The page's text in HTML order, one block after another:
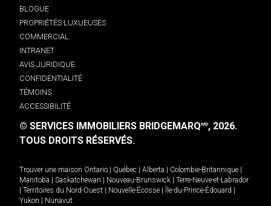
BLOGUE
PROPRIÉTÉS LUXUEUSES
COMMERCIAL
INTRANET
AVIS JURIDIQUE
CONFIDENTIALITÉ
TÉMOINS
ACCESSIBILITÉ
© SERVICES IMMOBILIERS BRIDGEMARQMD, 2026.
TOUS DROITS RÉSERVÉS.
Trouver une maison Ontario Québec Alberta Colombie-Britannique
Manitoba
Saskatchewan Nouveau-Brunswick
Terre-Neuve-et-Labrador
Territoires du Nord-Ouest Nouvelle-Écosse Île-du-Prince-Édouard
Yukon
Nunavut.